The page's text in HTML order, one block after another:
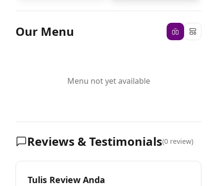
Our Menu
Menu not yet available
Reviews & Testimonials(0 review)
Tulis Review Anda